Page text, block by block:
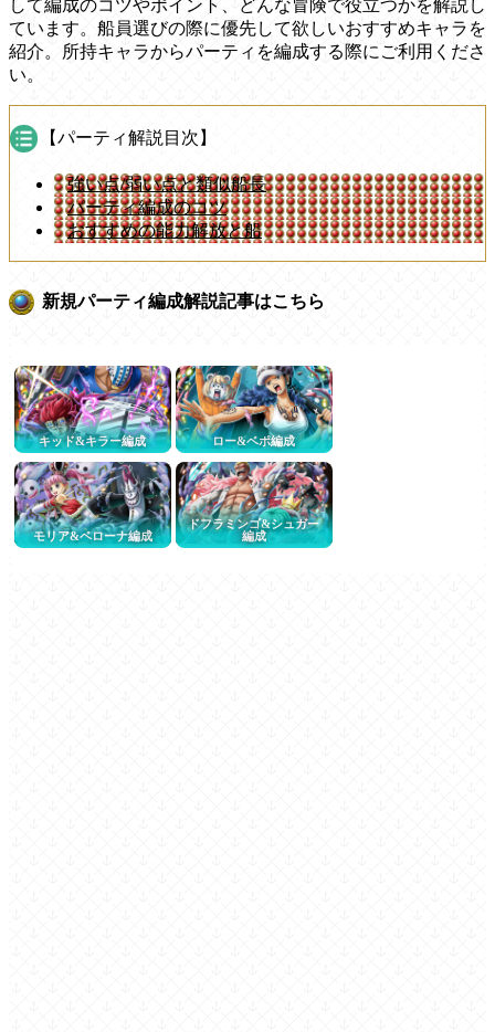
して編成のコツやポイント、どんな冒険で役立つかを解説し
ています。船員選びの際に優先して欲しいおすすめキャラを
紹介。所持キャラからパーティを編成する際にご利用くださ
い。
【パーティ解説目次】
強い点/弱い点と類似船長
パーティ編成のコツ
おすすめの能力解放と船
新規パーティ編成解説記事はこちら
キッド&キラー編成 ロー&ベポ編成
モリア&ペローナ編成
ドフラミンゴ&シュガー
編成